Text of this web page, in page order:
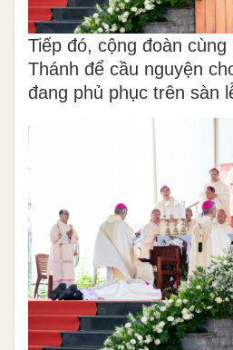
Tiếp đó, cộng đoàn
Thánh để cầu nguyện
đang phủ phục trên sàn